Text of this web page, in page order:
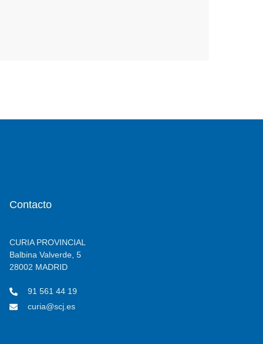
Contacto
CURIA PROVINCIAL
Balbina Valverde, 5
28002 MADRID
91 561 44 19
curia@scj.es